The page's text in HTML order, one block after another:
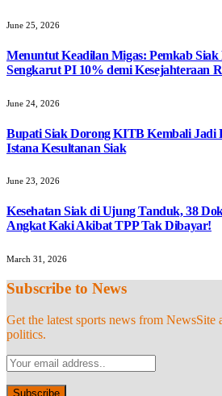
June 25, 2026
Menuntut Keadilan Migas: Pemkab
Sengkarut PI 10% demi Kesejahteraan
June 24, 2026
Bupati Siak Dorong KITB Kembali Jadi
Istana Kesultanan Siak
June 23, 2026
Kesehatan Siak di Ujung Tanduk, 38
Angkat Kaki Akibat TPP Tak Dibayar!
March 31, 2026
Subscribe to News
Get the latest sports news from NewsSite
politics.